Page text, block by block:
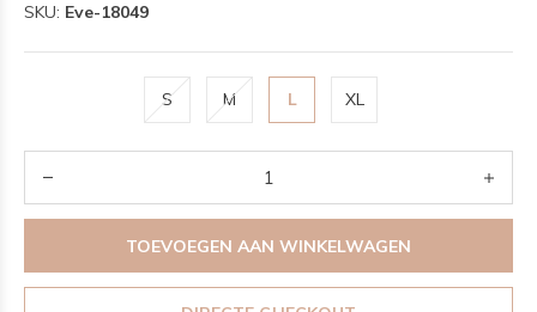
SKU: Eve-18049
S M L XL
TOEVOEGEN AAN WINKELWAGEN